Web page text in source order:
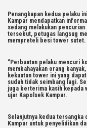
Penangkapan kedua pelaku
Kampar mendapatkan
sedang melakukan
tersebut, petugas langsug
mempreteli besi tower sutet.
“Perbuatan pelaku mencuri
membahayakan orang
kekuatan tower ini yang
sudah tidak seimbang lagi.
juga berterima kasih kepada
ujar Kapolsek Kampar.
Selanjutnya kedua tersangka
Kampar untuk penyelidikan